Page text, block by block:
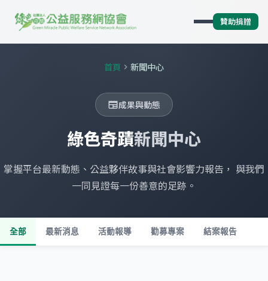
贊助捐贈
首頁 chevron_right 新聞中心
newspaper成果與動態
綠色奇蹟新聞中心
掌握平台最新動態、公益夥伴故事與社會影響力報告， 與我們
一同見證每一份善意的足跡。
全部 最新消息 活動報導 勸募專案 結案報告